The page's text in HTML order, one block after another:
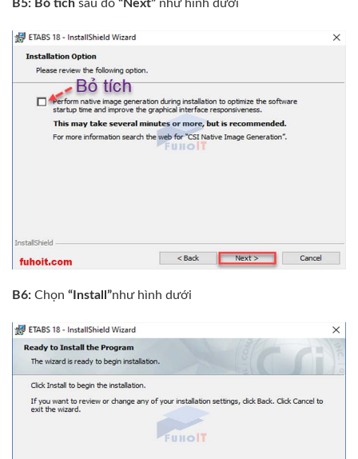
B5: Bỏ tích sau đó “Next” như hình dưới
B6: Chọn “Install”như hình dưới